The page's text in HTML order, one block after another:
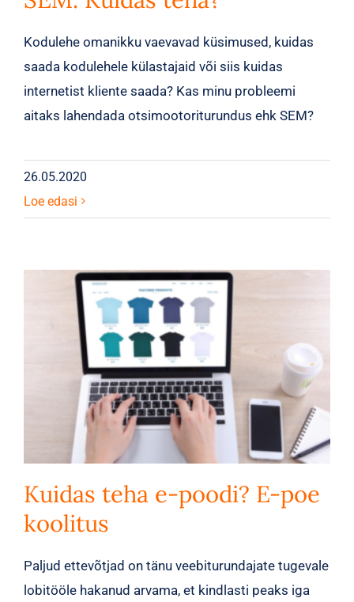
Kodulehe omanikku vaevavad küsimused, kuidas
saada kodulehele külastajaid või siis kuidas
internetist kliente saada? Kas minu probleemi
aitaks lahendada otsimootoriturundus ehk SEM?
26.05.2020
Loe edasi
Kuidas teha e-poodi? E-poe
koolitus
Paljud ettevõtjad on tänu veebiturundajate tugevale
lobitööle hakanud arvama, et kindlasti peaks iga